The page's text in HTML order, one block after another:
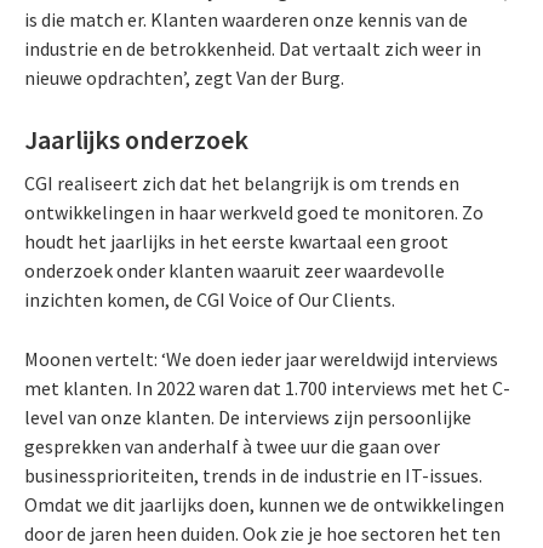
is die match er. Klanten waarderen onze kennis van de
industrie en de betrokkenheid. Dat vertaalt zich weer in
nieuwe opdrachten’, zegt Van der Burg.
Jaarlijks onderzoek
CGI realiseert zich dat het belangrijk is om trends en
ontwikkelingen in haar werkveld goed te monitoren. Zo
houdt het jaarlijks in het eerste kwartaal een groot
onderzoek onder klanten waaruit zeer waardevolle
inzichten komen, de CGI Voice of Our Clients.
Moonen vertelt: ‘We doen ieder jaar wereldwijd interviews
met klanten. In 2022 waren dat 1.700 interviews met het C-
level van onze klanten. De interviews zijn persoonlijke
gesprekken van anderhalf à twee uur die gaan over
businessprioriteiten, trends in de industrie en IT-issues.
Omdat we dit jaarlijks doen, kunnen we de ontwikkelingen
door de jaren heen duiden. Ook zie je hoe sectoren het ten